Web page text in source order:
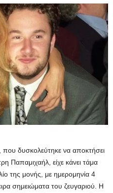
που δυσκολεύτηκε να αποκτήσει
Παπαμιχαήλ, είχε κάνει τάμα
της μονής, με ημερομηνία 4
σημειώματα του ζευγαριού. Η